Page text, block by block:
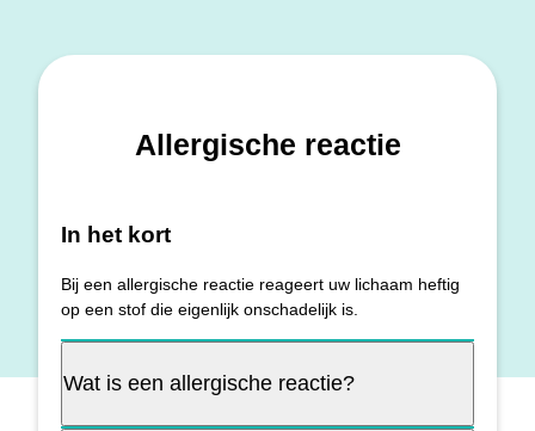
Allergische reactie
In het kort
Bij een allergische reactie reageert uw lichaam heftig
op een stof die eigenlijk onschadelijk is.
Wat is een allergische reactie?